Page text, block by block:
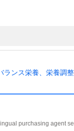
ランス栄養、栄養調
purchasing agent